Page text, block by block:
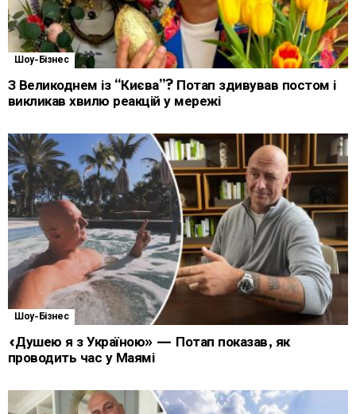
Шоу-Бізнес
З Великоднем із “Києва”? Потап здивував постом і
викликав хвилю реакцій у мережі
Шоу-Бізнес
«Душею я з Україною» — Потап показав, як
проводить час у Маямі